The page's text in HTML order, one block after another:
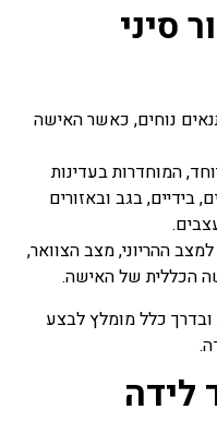
סיני
נוחים, כאשר האישה
המוחדרות בעדינות
בידיים, בגב ובאזורים
ההריוני, מצב הצוואר,
הכללית של האישה.
לידה